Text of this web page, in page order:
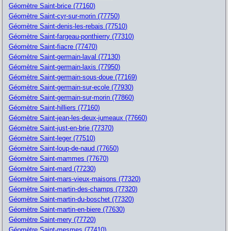
Géomètre Saint-brice (77160)
Géomètre Saint-cyr-sur-morin (77750)
Géomètre Saint-denis-les-rebais (77510)
Géomètre Saint-fargeau-ponthierry (77310)
Géomètre Saint-fiacre (77470)
Géomètre Saint-germain-laval (77130)
Géomètre Saint-germain-laxis (77950)
Géomètre Saint-germain-sous-doue (77169)
Géomètre Saint-germain-sur-ecole (77930)
Géomètre Saint-germain-sur-morin (77860)
Géomètre Saint-hilliers (77160)
Géomètre Saint-jean-les-deux-jumeaux (77660)
Géomètre Saint-just-en-brie (77370)
Géomètre Saint-leger (77510)
Géomètre Saint-loup-de-naud (77650)
Géomètre Saint-mammes (77670)
Géomètre Saint-mard (77230)
Géomètre Saint-mars-vieux-maisons (77320)
Géomètre Saint-martin-des-champs (77320)
Géomètre Saint-martin-du-boschet (77320)
Géomètre Saint-martin-en-biere (77630)
Géomètre Saint-mery (77720)